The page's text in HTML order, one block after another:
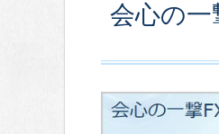
会心の一